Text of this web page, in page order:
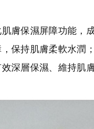
膚保濕屏障功能，
保持肌膚柔軟水潤
深層保濕、維持肌